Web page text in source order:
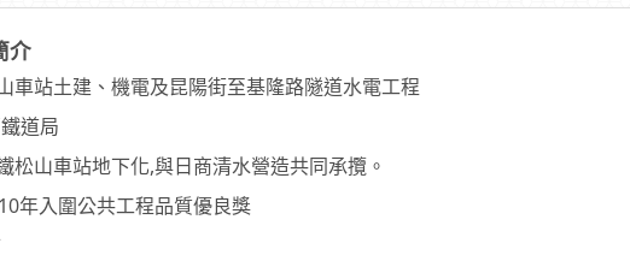
介
車站土建、機電及昆陽街至基隆路隧道水電工程
道局
松山車站地下化,與日商清水營造共同承攬。
年入圍公共工程品質優良獎